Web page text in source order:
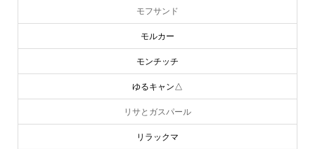
モフサンド
モルカー
モンチッチ
ゆるキャン△
リサとガスパール
リラックマ